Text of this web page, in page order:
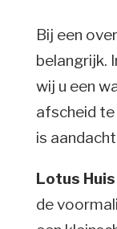
Bij een
belangrijk.
wij u een
afscheid te
is
Lotus
de